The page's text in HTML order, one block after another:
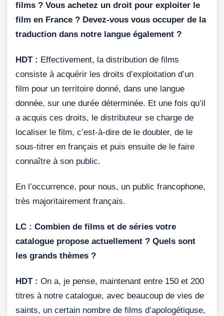
films ? Vous achetez un droit pour exploiter le
film en France ? Devez-vous vous occuper de la
traduction dans notre langue également ?
HDT : Effectivement, la distribution de films
consiste à acquérir les droits d’exploitation d’un
film pour un territoire donné, dans une langue
donnée, sur une durée déterminée. Et une fois qu’il
a acquis ces droits, le distributeur se charge de
localiser le film, c’est-à-dire de le doubler, de le
sous-titrer en français et puis ensuite de le faire
connaître à son public.
En l’occurrence, pour nous, un public francophone,
très majoritairement français.
LC : Combien de films et de séries votre
catalogue propose actuellement ? Quels sont
les grands thèmes ?
HDT : On a, je pense, maintenant entre 150 et 200
titres à notre catalogue, avec beaucoup de vies de
saints, un certain nombre de films d’apologétiquse,